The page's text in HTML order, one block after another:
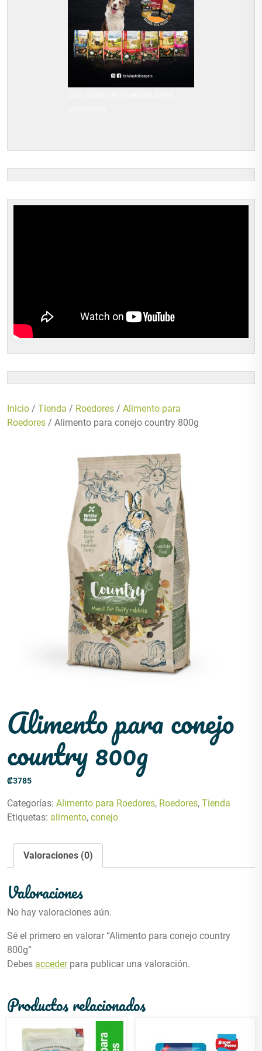
Inicio / Tienda / Roedores / Alimento para
Roedores / Alimento para conejo country 800g
Alimento para conejo
country 800g
₡3785
Categorías: Alimento para Roedores, Roedores, Tienda
Etiquetas: alimento, conejo
Valoraciones (0)
Valoraciones
No hay valoraciones aún.
Sé el primero en valorar “Alimento para conejo country
800g”
Debes accederpara publicar una valoración.
Productos relacionados